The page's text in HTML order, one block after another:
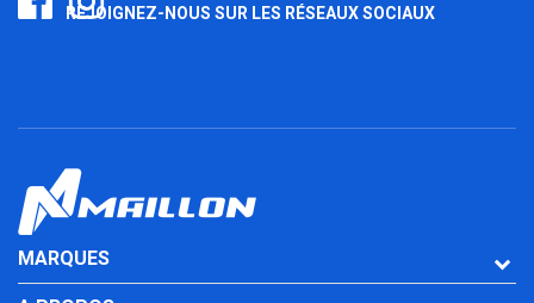
REJOIGNEZ-NOUS SUR LES RÉSEAUX SOCIAUX
MARQUES